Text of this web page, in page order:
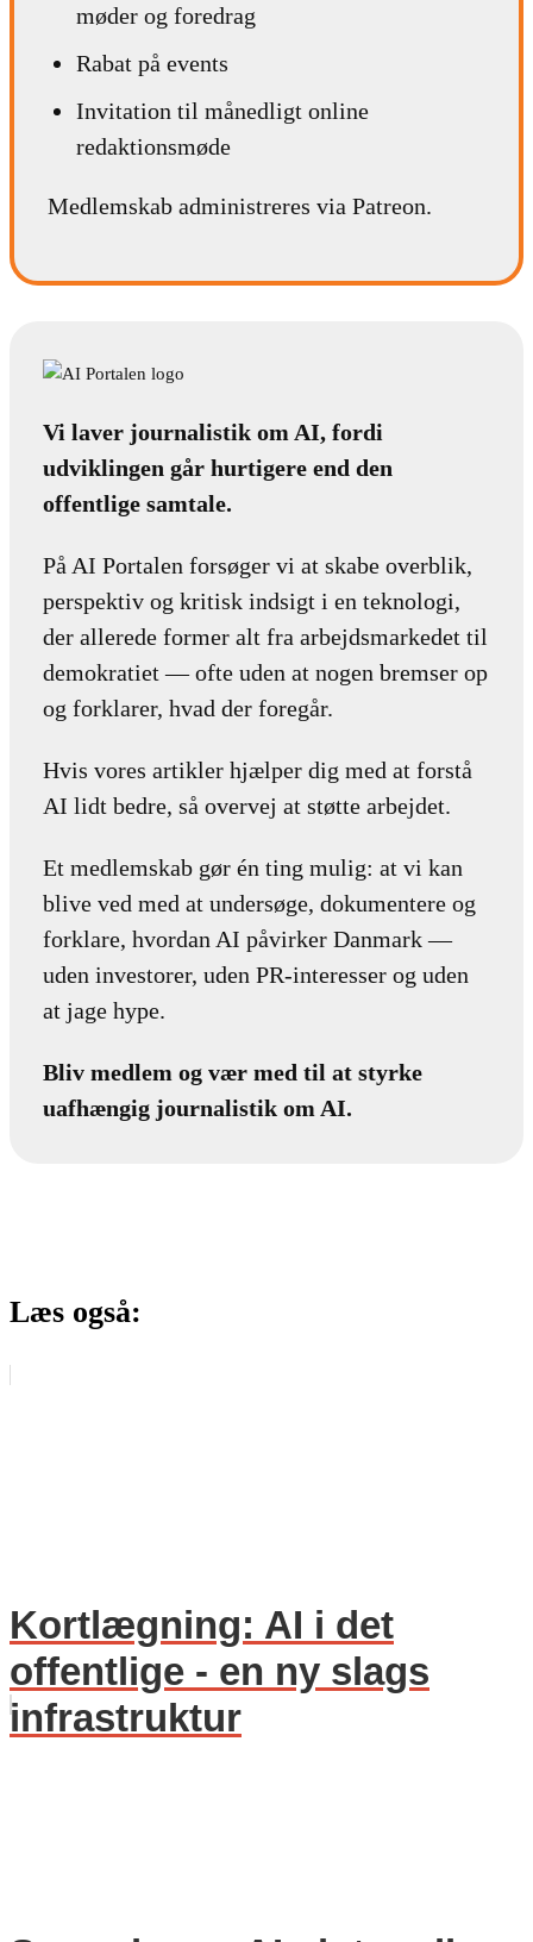
møder og foredrag
Rabat på events
Invitation til månedligt online
redaktionsmøde
Medlemskab administreres via Patreon.
Vi laver journalistik om AI, fordi
udviklingen går hurtigere end den
offentlige samtale.
På AI Portalen forsøger vi at skabe overblik,
perspektiv og kritisk indsigt i en teknologi,
der allerede former alt fra arbejdsmarkedet til
demokratiet — ofte uden at nogen bremser op
og forklarer, hvad der foregår.
Hvis vores artikler hjælper dig med at forstå
AI lidt bedre, så overvej at støtte arbejdet.
Et medlemskab gør én ting mulig: at vi kan
blive ved med at undersøge, dokumentere og
forklare, hvordan AI påvirker Danmark —
uden investorer, uden PR-interesser og uden
at jage hype.
Bliv medlem og vær med til at styrke
uafhængig journalistik om AI.
Læs også:
Kortlægning: AI i det
offentlige - en ny slags
infrastruktur